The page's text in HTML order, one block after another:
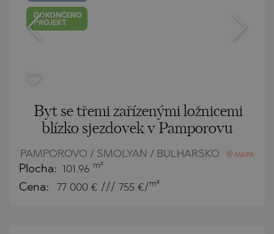
DOKONČENO
PROJEKT
Byt se třemi zařízenými ložnicemi
blízko sjezdovek v Pamporovu
PAMPOROVO / SMOLYAN / BULHARSKO MAPA
Plocha: 101.96 m²
Cena: 77 000 € /// 755 €/ m²